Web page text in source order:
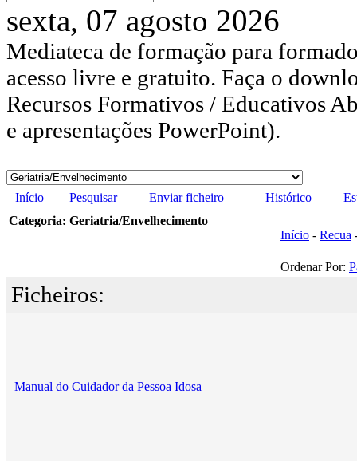
sexta, 07 agosto 2026
Mediateca de formação para
acesso livre e gratuito. Faça o
Recursos Formativos / Educativos
e apresentações PowerPoint).
Início Pesquisar Enviar ficheiro Histórico
Categoria: Geriatria/Envelhecimento
Início - Recua
Ordenar Por:
Ficheiros:
Manual do Cuidador da Pessoa Idosa